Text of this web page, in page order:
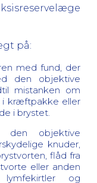
på:
med fund, der
den objektive
mistanken om
i kræftpakke eller
i brystet.
objektive
knuder,
flåd fra
eller anden
og